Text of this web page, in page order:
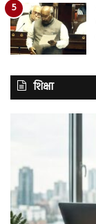
शिक्षा